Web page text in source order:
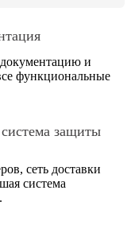
и
функциональные
защиты
сеть доставки
система